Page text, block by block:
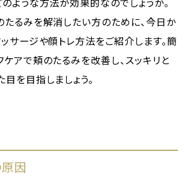
たるみを解消したい方のために、今日か
サージや顔トレ方法をご紹介します。簡
アで頬のたるみを改善し、スッキリと
を目指しましょう。
因